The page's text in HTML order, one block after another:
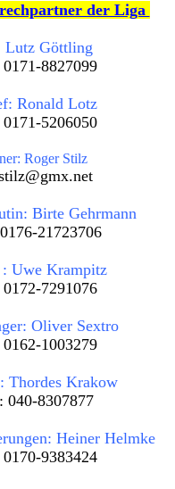
der Liga
Lutz Göttling
8827099
Ronald Lotz
5206050
Roger Stilz
Birte Gehrmann
21723706
Uwe Krampitz
7291076
Oliver Sextro
1003279
Thordes Krakow
040-8307877
Heiner Helmke
9383424